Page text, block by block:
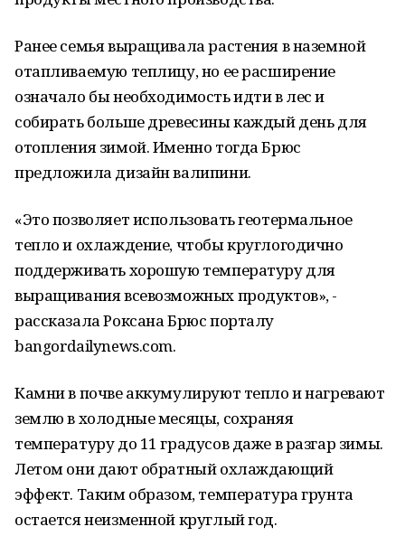
Ранее семья выращивала растения в наземной
отапливаемую теплицу, но ее расширение
означало бы необходимость идти в лес и
собирать больше древесины каждый день для
отопления зимой. Именно тогда Брюс
предложила дизайн валипини.
«Это позволяет использовать геотермальное
тепло и охлаждение, чтобы круглогодично
поддерживать хорошую температуру для
выращивания всевозможных продуктов», -
рассказала Роксана Брюс порталу
bangordailynews.com.
Камни в почве аккумулируют тепло и нагревают
землю в холодные месяцы, сохраняя
температуру до 11 градусов даже в разгар зимы.
Летом они дают обратный охлаждающий
эффект. Таким образом, температура грунта
остается неизменной круглый год.